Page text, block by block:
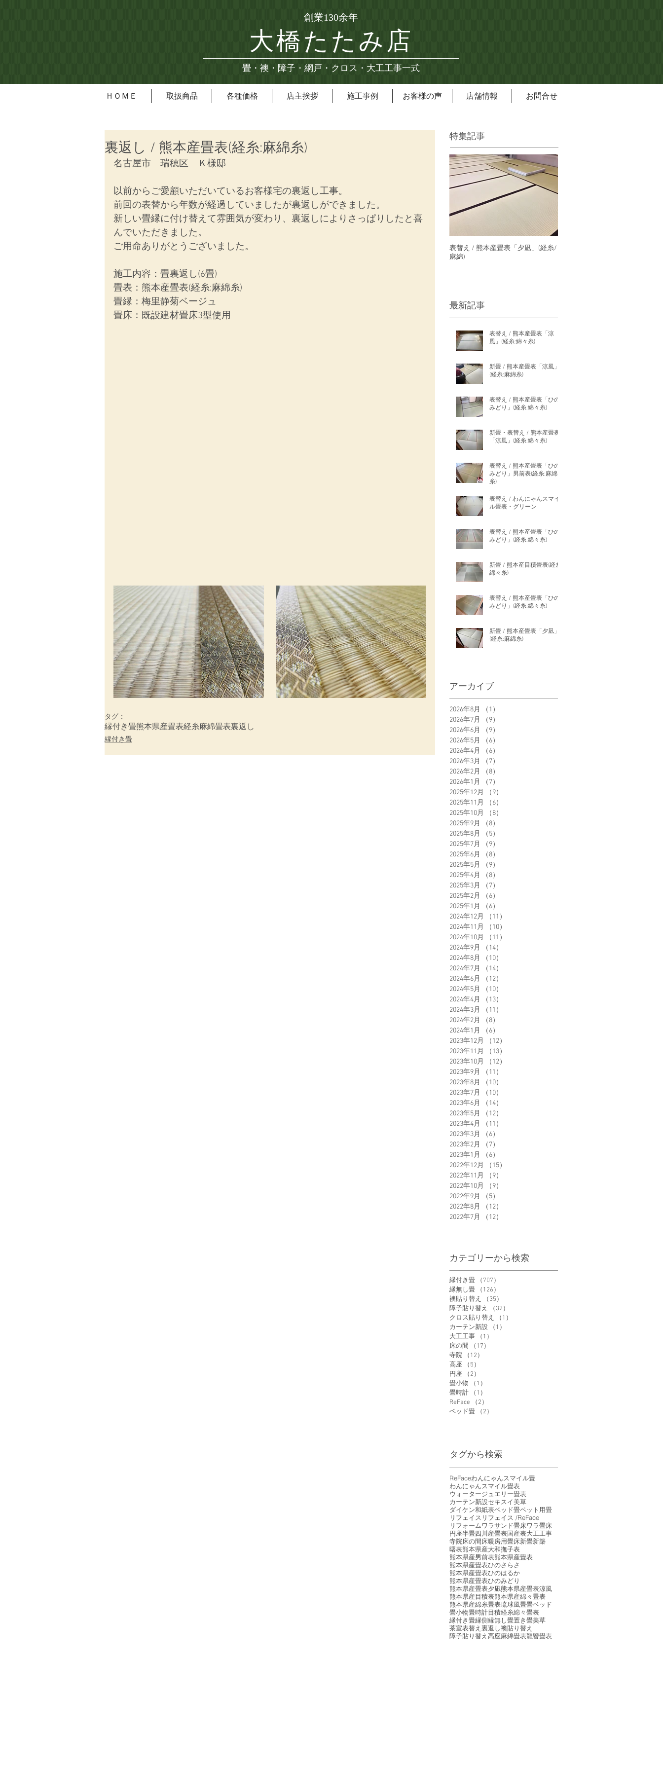
創業130余年
大橋たたみ店
畳・襖・障子・網戸・クロス・大工工事一式
ＨＯＭＥ 取扱商品 各種価格 店主挨拶 施工事例 お客様の声 店舗情報 お問合せ
裏返し / 熊本産畳表(経糸:麻綿糸)
名古屋市　瑞穂区　Ｋ様邸
以前からご愛顧いただいているお客様宅の裏返し工事。
前回の表替から年数が経過していましたが裏返しができました。
新しい畳縁に付け替えて雰囲気が変わり、裏返しによりさっぱりしたと喜
んでいただきました。
ご用命ありがとうございました。
施工内容：畳裏返し(6畳)
畳表：熊本産畳表(経糸:麻綿糸)
畳縁：梅里静菊ベージュ
畳床：既設建材畳床3型使用
タグ：
縁付き畳熊本県産畳表経糸麻綿畳表裏返し
縁付き畳
特集記事
表替え / 熊本産畳表「夕凪」(経糸/
麻綿)
最新記事
表替え / 熊本産畳表「涼
風」(経糸:綿々糸)
新畳 / 熊本産畳表「涼風」
(経糸:麻綿糸)
表替え / 熊本産畳表「ひの
みどり」(経糸:綿々糸)
新畳・表替え / 熊本産畳表
「涼風」(経糸:綿々糸)
表替え / 熊本産畳表「ひの
みどり」男前表(経糸:麻綿
糸)
表替え / わんにゃんスマイ
ル畳表・グリーン
表替え / 熊本産畳表「ひの
みどり」(経糸:綿々糸)
新畳 / 熊本産目積畳表(経糸:
綿々糸)
表替え / 熊本産畳表「ひの
みどり」(経糸:綿々糸)
新畳 / 熊本産畳表「夕凪」
(経糸:麻綿糸)
アーカイブ
2026年8月 （1）
2026年7月
（9）
2026年6月
（9）
2026年5月
（6）
2026年4月
（6）
2026年3月
（7）
2026年2月
（8）
2026年1月
（7）
2025年12月
（9）
2025年11月
（6）
2025年10月
（8）
2025年9月
（8）
2025年8月
（5）
2025年7月
（9）
2025年6月
（8）
2025年5月
（9）
2025年4月
（8）
2025年3月
（7）
2025年2月
（6）
2025年1月
（6）
2024年12月
（11）
2024年11月
（10）
2024年10月
（11）
2024年9月
（14）
2024年8月
（10）
2024年7月
（14）
2024年6月
（12）
2024年5月
（10）
2024年4月
（13）
2024年3月
（11）
2024年2月
（8）
2024年1月
（6）
2023年12月
（12）
2023年11月
（13）
2023年10月
（12）
2023年9月
（11）
2023年8月
（10）
2023年7月
（10）
2023年6月
（14）
2023年5月
（12）
2023年4月
（11）
2023年3月
（6）
2023年2月
（7）
2023年1月
（6）
2022年12月
（15）
2022年11月
（9）
2022年10月
（9）
2022年9月
（5）
2022年8月
（12）
2022年7月
（12）
カテゴリーから検索
縁付き畳 （707）
縁無し畳
（126）
襖貼り替え
（35）
障子貼り替え
（32）
クロス貼り替え
（1）
カーテン新設
（1）
大工工事
（1）
床の間
（17）
寺院
（12）
高座
（5）
円座
（2）
畳小物
（1）
畳時計
（1）
ReFace
（2）
ベッド畳
（2）
タグから検索
ReFaceわんにゃんスマイル畳
わんにゃんスマイル畳表
ウォータージュエリー畳表
カーテン新設セキスイ美草
ダイケン和紙表ベッド畳ペット用畳
リフェイス リフェイス /ReFace
リフォームワラサンド畳床ワラ畳床
円座半畳四川産畳表国産表大工工事
寺院床の間床暖房用畳床新畳新築
曙表熊本県産大和撫子表
熊本県産男前表熊本県産畳表
熊本県産畳表ひのさらさ
熊本県産畳表ひのはるか
熊本県産畳表ひのみどり
熊本県産畳表夕凪熊本県産畳表涼風
熊本県産目積表熊本県産綿々畳表
熊本県産綿糸畳表琉球風畳畳ベッド
畳小物畳時計目積経糸綿々畳表
縁付き畳縁側縁無し畳置き畳美草
茶室表替え 裏返し襖貼り替え
障子貼り替え 高座麻綿畳表龍鬢畳表